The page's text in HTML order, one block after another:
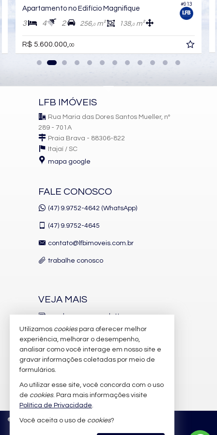
#913
Apartamento no Edifício Magnifique
3 4 2 256,0m² 138,0m²
R$ 5.600.000,00
LFB IMÓVEIS
Rua Maria das Dores Santos Mueller, nº
289 - 701A
Praia Brava - 88306-822
Itajaí / SC
mapa google
FALE CONOSCO
(47) 9.9752-4642 (WhatsApp)
(47) 9.9752-4645
contato@lfbimoveis.com.br
trabalhe conosco
VEJA MAIS
receba nosso newsletter
indicadores financeiros
cadastre seu imóvel
imóveis favoritos
mapa de imóveis
© 2026 CRECI/SC 6.388-J Política de Privacidade
Utilizamos cookiespara oferecer melhor
experiência, melhorar o desempenho,
analisar como você interage em nosso site e
gravar informações coletadas por meio de
formulários.
Ao utilizar esse site, você concorda com o uso
de cookies. Para mais informações visite
Política de Privacidade.
Você aceita o uso de cookies?